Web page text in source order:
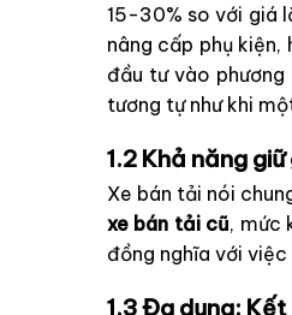
15-30% so với giá
nâng cấp phụ
đầu tư vào
tương tự như khi
1.2 Khả năng
Xe bán tải nói
xe bán tải cũ, mức
đồng nghĩa với
1.3 Đa dụng: